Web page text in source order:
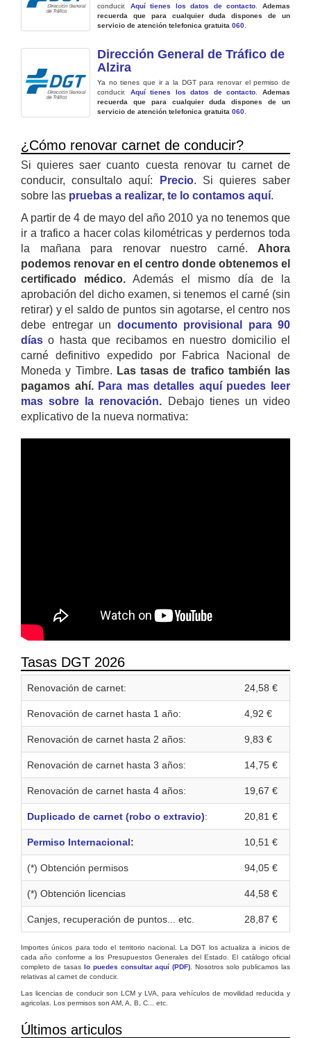
conducir. Aquí tienes los datos de contacto .Ademas
recuerda que para cualquier duda dispones de un
servicio de atención telefonica gratuita 060
Dirección General de Tráfico de
Alzira
Ya no tienes que ir a la DGT para renovar el permiso de
conducir. Aquí tienes los datos de contacto .Ademas
recuerda que para cualquier duda dispones de un
servicio de atención telefonica gratuita 060
¿Cómo renovar carnet de conducir?
Si quieres saer cuanto cuesta renovar tu carnet de
conducir, consultalo aquí:
Precio. Si quieres saber
sobre las pruebas a realizar, te lo contamos aquí.
A partir de 4 de mayo del año 2010 ya no tenemos que
ir a trafico a hacer colas kilométricas y perdernos toda
la mañana para renovar nuestro carné. Ahora
podemos renovar en el centro donde obtenemos el
certificado médico. Además el mismo día de la
aprobación del dicho examen, si tenemos el carné (sin
retirar) y el saldo de puntos sin agotarse, el centro nos
debe entregar un documento provisional para 90
días o hasta que recibamos en nuestro domicilio el
carné definitivo expedido por Fabrica Nacional de
Moneda y Timbre. Las tasas de trafico también las
pagamos ahí. Para mas detalles aquí puedes leer
mas sobre la renovación. Debajo tienes un video
explicativo de la nueva normativa:
Tasas DGT 2026
Renovación de carnet: 24,58 €
Renovación de carnet hasta 1 año: 4,92 €
Renovación de carnet hasta 2 años: 9,83 €
Renovación de carnet hasta 3 años: 14,75 €
Renovación de carnet hasta 4 años: 19,67 €
Duplicado de carnet (robo o extravio): 20,81 €
Permiso Internacional: 10,51 €
(*) Obtención permisos 94,05 €
(*) Obtención licencias 44,58 €
Canjes, recuperación de puntos... etc. 28,87 €
Importes únicos para todo el territorio nacional. La DGT los actualiza a inicios de
cada año conforme a los Presupuestos Generales del Estado. El catálogo oficial
completo de tasas lo puedes consultar aquí (PDF) . Nosotros solo publicamos las
relativas al carnet de conducir.
Las licencias de conducir son LCM y LVA, para vehículos de movilidad reducida y
agricolas. Los permisos son AM, A, B, C... etc.
Últimos articulos